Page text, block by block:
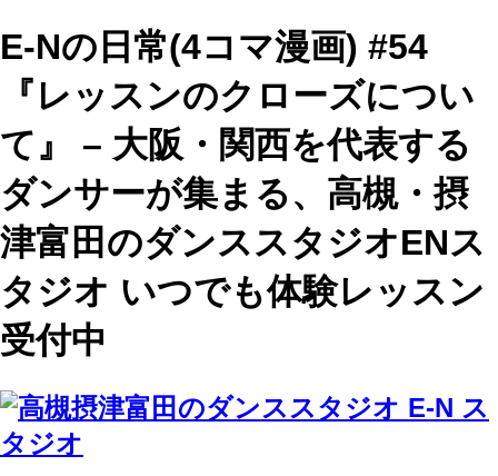
E-Nの日常(4コマ漫画) #54
『レッスンのクローズについ
て』 – 大阪・関西を代表する
ダンサーが集まる、高槻・摂
津富田のダンススタジオENス
タジオ いつでも体験レッスン
受付中